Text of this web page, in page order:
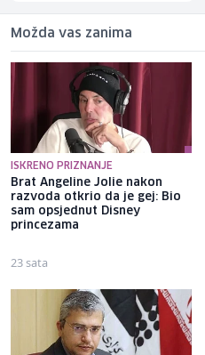
Možda vas zanima
ISKRENO PRIZNANJE
Brat Angeline Jolie nakon
razvoda otkrio da je gej: Bio
sam opsjednut Disney
princezama
23 sata